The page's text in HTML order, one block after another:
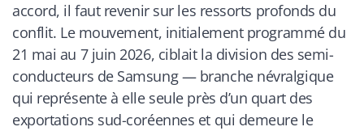
accord, il faut revenir sur les ressorts profonds du
conflit. Le mouvement, initialement programmé du
21 mai au 7 juin 2026, ciblait la division des semi-
conducteurs de Samsung — branche névralgique
qui représente à elle seule près d’un quart des
exportations sud-coréennes et qui demeure le